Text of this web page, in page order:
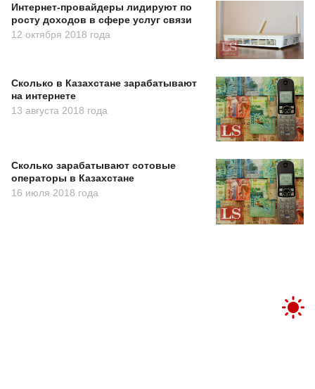
Интернет-провайдеры лидируют по
росту доходов в сфере услуг связи
12 октября 2018 года
Сколько в Казахстане зарабатывают
на интернете
13 августа 2018 года
Сколько зарабатывают сотовые
операторы в Казахстане
16 июля 2018 года